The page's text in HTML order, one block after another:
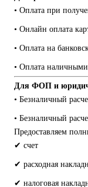
• Оплата при
• Онлайн оплата
• Оплата на
• Оплата
Для ФОП и
• Безналичный
• Безналичный
Предоставляем
✔ счет
✔ расходная
✔ налоговая